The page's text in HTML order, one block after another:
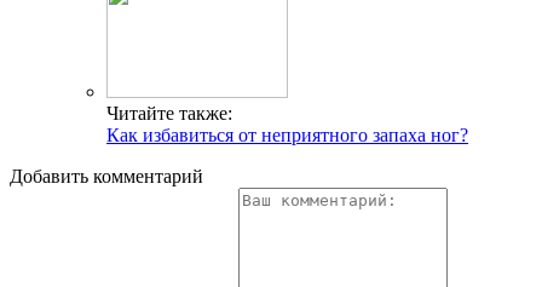
Читайте также:
Как избавиться от неприятного запаха ног?
Добавить комментарий